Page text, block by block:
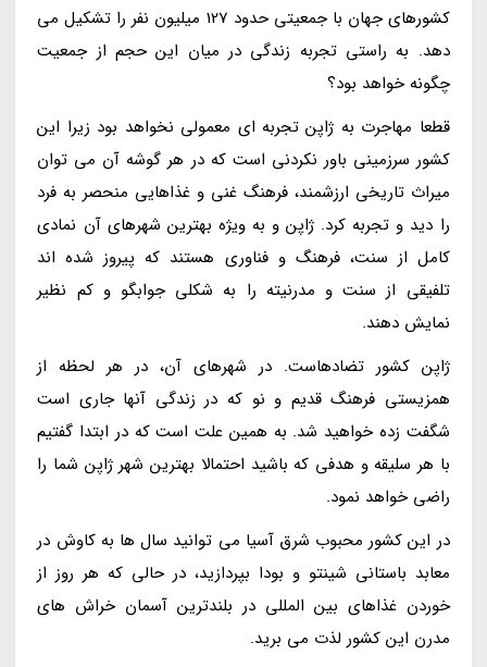
کشورهای جهان با جمعیتی حدود 127 میلیون نفر را تشکیل می
دهد. به راستی تجربه زندگی در میان این حجم از جمعیت
چگونه خواهد بود؟
قطعا مهاجرت به ژاپن تجربه ای معمولی نخواهد بود زیرا این
کشور سرزمینی باور نکردنی است که در هر گوشه آن می توان
میراث تاریخی ارزشمند، فرهنگ غنی و غذاهایی منحصر به فرد
را دید و تجربه کرد. ژاپن و به ویژه بهترین شهرهای آن نمادی
کامل از سنت، فرهنگ و فناوری هستند که پیروز شده اند
تلفیقی از سنت و مدرنیته را به شکلی جوابگو و کم نظیر
نمایش دهند.
ژاپن کشور تضادهاست. در شهرهای آن، در هر لحظه از
همزیستی فرهنگ قدیم و نو که در زندگی آنها جاری است
شگفت زده خواهید شد. به همین علت است که در ابتدا گفتیم
با هر سلیقه و هدفی که باشید احتمالا بهترین شهر ژاپن شما را
راضی خواهد نمود.
در این کشور محبوب شرق آسیا می توانید سال ها به کاوش در
معابد باستانی شینتو و بودا بپردازید، در حالی که هر روز از
خوردن غذاهای بین المللی در بلندترین آسمان خراش های
مدرن این کشور لذت می برید.